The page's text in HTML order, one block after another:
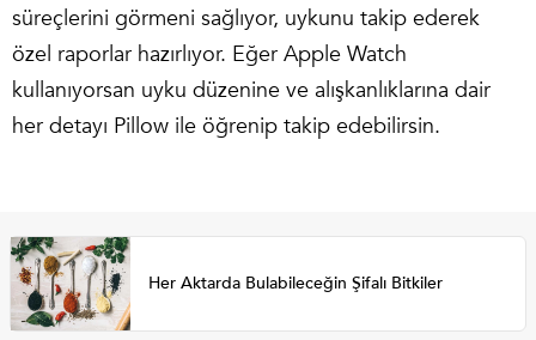
süreçlerini görmeni sağlıyor, uykunu takip ederek
özel raporlar hazırlıyor. Eğer Apple Watch
kullanıyorsan uyku düzenine ve alışkanlıklarına dair
her detayı Pillow ile öğrenip takip edebilirsin.
Her Aktarda Bulabileceğin Şifalı Bitkiler